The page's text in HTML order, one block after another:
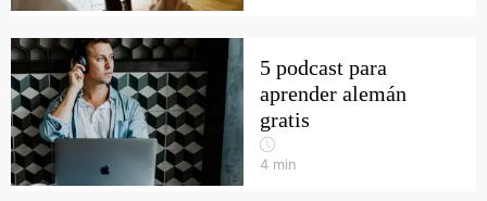
5 podcast para
aprender alemán
gratis
4 min